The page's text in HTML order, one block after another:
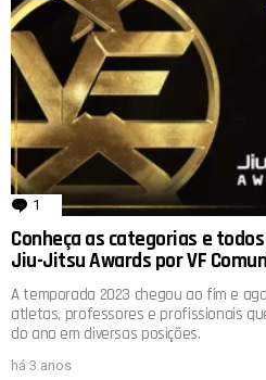
1 comentário
Conheça as categorias e
Jiu-Jitsu Awards por VF
A temporada 2023 chegou ao fim e
atletas, professores e profissionais
do ano em diversas posições.
há 3 anos